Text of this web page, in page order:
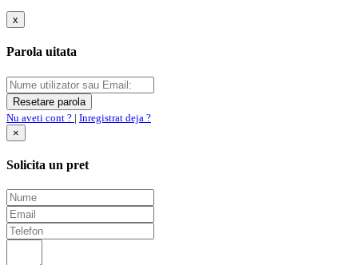
x
Parola uitata
Nu aveti cont ? | Inregistrat deja ?
×
Solicita un pret